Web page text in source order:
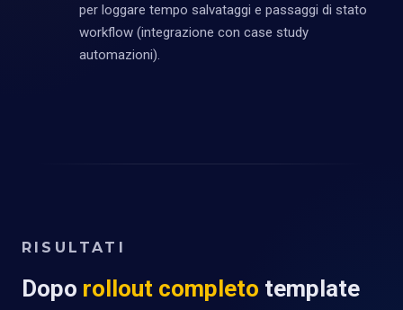
per loggare tempo salvataggi e passaggi di stato
workflow (integrazione con case study
automazioni).
RISULTATI
Dopo rollout completo template